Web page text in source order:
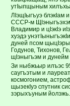
утIыпщыным
ЛIэщIыгъуэ блэкIам
СССР-м
Владимир и цIэкIэ
хуэдэ
дуней псом
Годунов, Тихонов,
щIэныгъэм и
Зи ныбжьыр илъэс
саугъэтым и
космогонием,
щызекIуэ спутник
зэрыхъуным йолэжь.